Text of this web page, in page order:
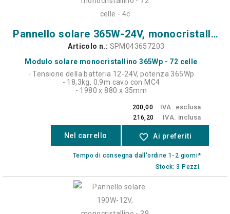
Pannello solare 365W-24V, monocristallino - 72 celle - 4c
Articolo n.: SPM043657203
Modulo solare monocristallino 365Wp - 72 celle
- Tensione della batteria 12-24V, potenza 365Wp
- 18,3kg, 0.9m cavo con MC4
- 1980 x 880 x 35mm
200,00 IVA. esclusa
216,20 IVA. inclusa
Nel carrello favorite_border Ai preferiti
Tempo di consegna dall'ordine 1-2 giorni*
Stock: 3 Pezzi.